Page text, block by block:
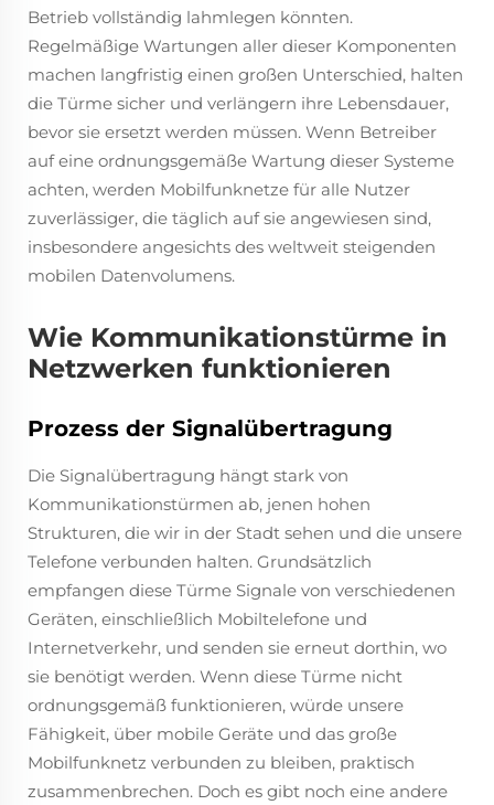
Betrieb vollständig lahmlegen könnten.
Regelmäßige Wartungen aller dieser Komponenten
machen langfristig einen großen Unterschied, halten
die Türme sicher und verlängern ihre Lebensdauer,
bevor sie ersetzt werden müssen. Wenn Betreiber
auf eine ordnungsgemäße Wartung dieser Systeme
achten, werden Mobilfunknetze für alle Nutzer
zuverlässiger, die täglich auf sie angewiesen sind,
insbesondere angesichts des weltweit steigenden
mobilen Datenvolumens.
Wie Kommunikationstürme in
Netzwerken funktionieren
Prozess der Signalübertragung
Die Signalübertragung hängt stark von
Kommunikationstürmen ab, jenen hohen
Strukturen, die wir in der Stadt sehen und die unsere
Telefone verbunden halten. Grundsätzlich
empfangen diese Türme Signale von verschiedenen
Geräten, einschließlich Mobiltelefone und
Internetverkehr, und senden sie erneut dorthin, wo
sie benötigt werden. Wenn diese Türme nicht
ordnungsgemäß funktionieren, würde unsere
Fähigkeit, über mobile Geräte und das große
Mobilfunknetz verbunden zu bleiben, praktisch
zusammenbrechen. Doch es gibt noch eine andere